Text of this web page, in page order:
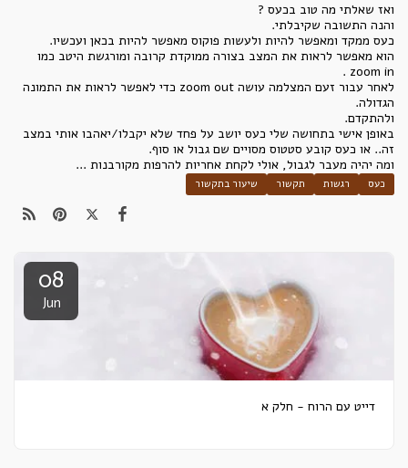
ואז שאלתי מה טוב בכעס ?
והנה התשובה שקיבלתי.
כעס ממקד ומאפשר להיות ולעשות פוקוס מאפשר להיות בכאן ועכשיו.
הוא מאפשר לראות את המצב בצורה ממוקדת קרובה ומורגשת היטב כמו
zoom in .
לאחר עבור זעם המצלמה עושה zoom out כדי לאפשר לראות את התמונה
הגדולה.
ולהתקדם.
באופן אישי בתחושה שלי כעס יושב על פחד שלא יקבלו/יאהבו אותי במצב
זה.. או כעס קובע סטטוס מסויים שם גבול או סוף.
ומה יהיה מעבר לגבול, אולי לקחת אחריות להרפות מקורבנות ...
כעס רגשות תקשור שיעור בתקשור
08
Jun
דייט עם הרוח - חלק א